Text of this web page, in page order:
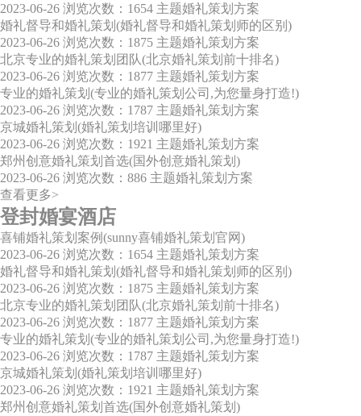
2023-06-26 浏览次数：1654 主题婚礼策划方案
婚礼督导和婚礼策划(婚礼督导和婚礼策划师的区别)
2023-06-26 浏览次数：1875 主题婚礼策划方案
北京专业的婚礼策划团队(北京婚礼策划前十排名)
2023-06-26 浏览次数：1877 主题婚礼策划方案
专业的婚礼策划(专业的婚礼策划公司,为您量身打造!)
2023-06-26 浏览次数：1787 主题婚礼策划方案
京城婚礼策划(婚礼策划培训哪里好)
2023-06-26 浏览次数：1921 主题婚礼策划方案
郑州创意婚礼策划首选(国外创意婚礼策划)
2023-06-26 浏览次数：886 主题婚礼策划方案
查看更多>
登封婚宴酒店
喜铺婚礼策划案例(sunny喜铺婚礼策划官网)
2023-06-26 浏览次数：1654 主题婚礼策划方案
婚礼督导和婚礼策划(婚礼督导和婚礼策划师的区别)
2023-06-26 浏览次数：1875 主题婚礼策划方案
北京专业的婚礼策划团队(北京婚礼策划前十排名)
2023-06-26 浏览次数：1877 主题婚礼策划方案
专业的婚礼策划(专业的婚礼策划公司,为您量身打造!)
2023-06-26 浏览次数：1787 主题婚礼策划方案
京城婚礼策划(婚礼策划培训哪里好)
2023-06-26 浏览次数：1921 主题婚礼策划方案
郑州创意婚礼策划首选(国外创意婚礼策划)